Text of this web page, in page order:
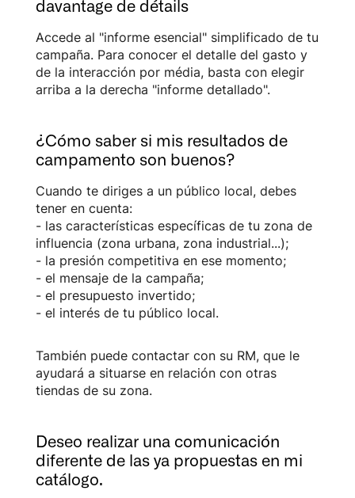
davantage de détails
Accede al "informe esencial" simplificado de tu
campaña. Para conocer el detalle del gasto y
de la interacción por média, basta con elegir
arriba a la derecha "informe detallado".
¿Cómo saber si mis resultados de
campamento son buenos?
Cuando te diriges a un público local, debes
tener en cuenta:
- las características específicas de tu zona de
influencia (zona urbana, zona industrial...);
- la presión competitiva en ese momento;
- el mensaje de la campaña;
- el presupuesto invertido;
- el interés de tu público local.
También puede contactar con su RM, que le
ayudará a situarse en relación con otras
tiendas de su zona.
Deseo realizar una comunicación
diferente de las ya propuestas en mi
catálogo.